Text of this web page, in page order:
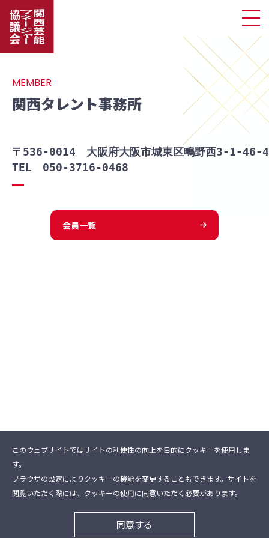
MEMBER
関西タレント事務所
〒536-0014　大阪府大阪市城東区鴫野西3-1-46-
TEL　050-3716-0468
会員一覧
Copyright (C) 2009 Kansai Entertainment Manager
Council All Rights Reserved.
このウェブサイトではサイトの利便性の向上を目的にクッキーを使用しま
す。
ブラウザの設定によりクッキーの機能を変更することもできます。サイトを
閲覧いただく際には、クッキーの使用に同意いただく必要があります。
同意する